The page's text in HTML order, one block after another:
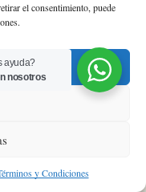
el consentimiento, puede
y Condiciones
y condiciones
Cuenta Lista de Deseos
ayuda?
nosotros